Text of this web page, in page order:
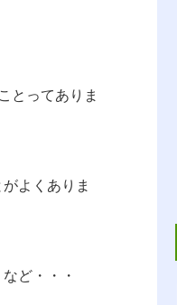
ことってありま
よくありま
ど・・・